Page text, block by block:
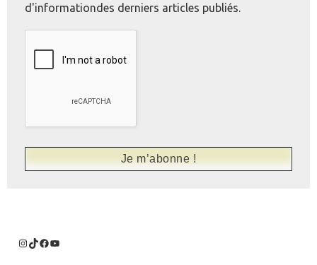
d'informationdes derniers articles publiés.